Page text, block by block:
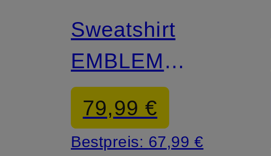
Sweatshirt
EMBLEM
CREW
79,99 €
Bestpreis: 67,99 €